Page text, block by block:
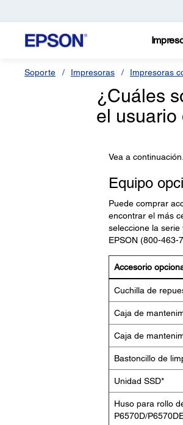
Soporte Impresoras Impresoras
¿Cuáles
el usuario
Vea a continuación.
Equipo
Puede comprar
encontrar el más
seleccione la
EPSON (800-463-
Accesorio
Cuchilla de
Caja de
Caja de
Bastoncillo de
Unidad SSD*
Huso para rollo
P6570D/